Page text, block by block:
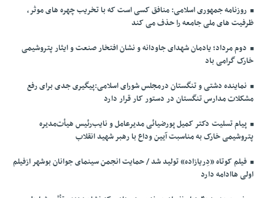
روزنامه جمهوری اسلامی: منافق کسی است که با تخریب چهره های موثر،
ظرفیت های ملی جامعه را حذف می کند
دوم مرداد؛ یادمان شهدای جاودانه و نشان افتخار صنعت و ایثار پتروشیمی
خارک گرامی باد
نماینده دشتی و تنگستان درمجلس شورای اسلامی:پیگیری جدی برای رفع
مشکلات مدارس تنگستان در دستور کار قرار دارد
پیام تسلیت دکتر کمیل پورضیائی مدیرعامل و نایب‌رئیس هیأت‌مدیره
پتروشیمی خارک به مناسبت آیین وداع با رهبر شهید انقلاب
فیلم کوتاه «دِریازاده» تولید شد / حمایت انجمن سینمای جوانان بوشهر ازفیلم
اولی هاادامه دارد